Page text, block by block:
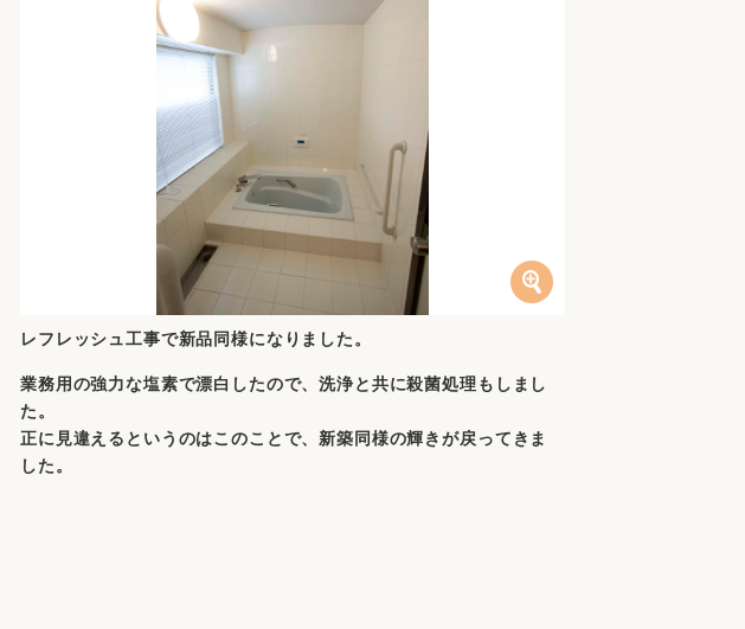
レフレッシュ工事で新品同様になりました。
業務用の強力な塩素で漂白したので、洗浄と共に殺菌処理もしまし
た。
正に見違えるというのはこのことで、新築同様の輝きが戻ってきま
した。